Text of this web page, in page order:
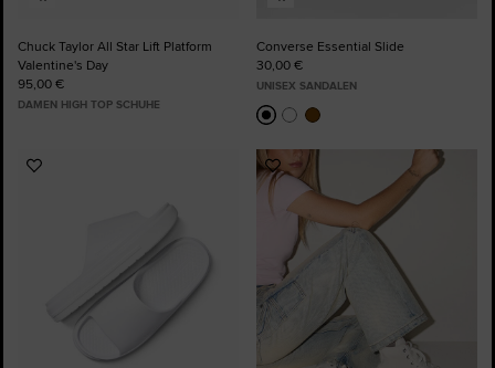
Chuck Taylor All Star Lift Platform
Valentine's Day
95,00 €
DAMEN HIGH TOP SCHUHE
Converse Essential Slide
30,00 €
UNISEX SANDALEN
Zu
Zu
Favoriten
hinzufügen